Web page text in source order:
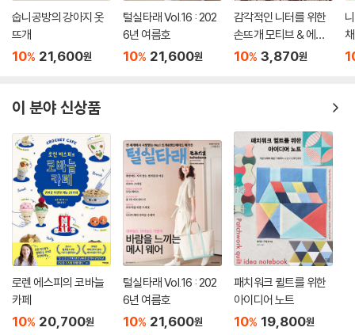
숩니공방의 강아지 옷
뜨개
10% 21,600원
털실타래 Vol.16 : 202
6년 여름호
10% 21,600원
감각적인 니터를 위한
손뜨개 모티브 & 에징
300
10% 3,870원
이 분야 신상품
로렌 에스피의 코바늘
카페
10% 20,700원
털실타래 Vol.16 : 202
6년 여름호
10% 21,600원
패치워크 퀼트를 위한
아이디어 노트
10% 19,800원